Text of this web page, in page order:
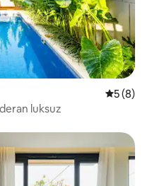
5 (8)
luksuz